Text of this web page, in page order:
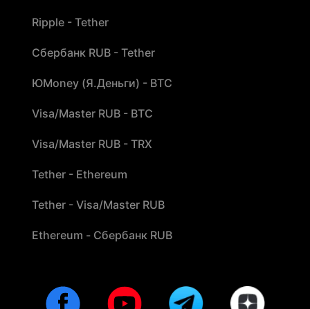
Ripple - Tether
Сбербанк RUB - Tether
ЮMoney (Я.Деньги) - BTC
Visa/Master RUB - BTC
Visa/Master RUB - TRX
Tether - Ethereum
Tether - Visa/Master RUB
Ethereum - Сбербанк RUB